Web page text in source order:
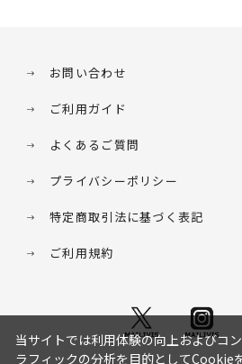
お問い合わせ
ご利用ガイド
よくあるご質問
プライバシーポリシー
特定商取引法に基づく表記
ご利用規約
当サイトでは利用体験の向上およびコ
ラフィックの分析を目的としてCookie